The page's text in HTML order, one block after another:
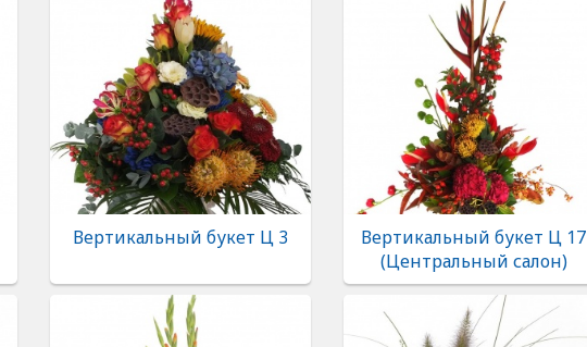
Вертикальный букет Ц 3
Вертикальный букет Ц 17
(Центральный салон)